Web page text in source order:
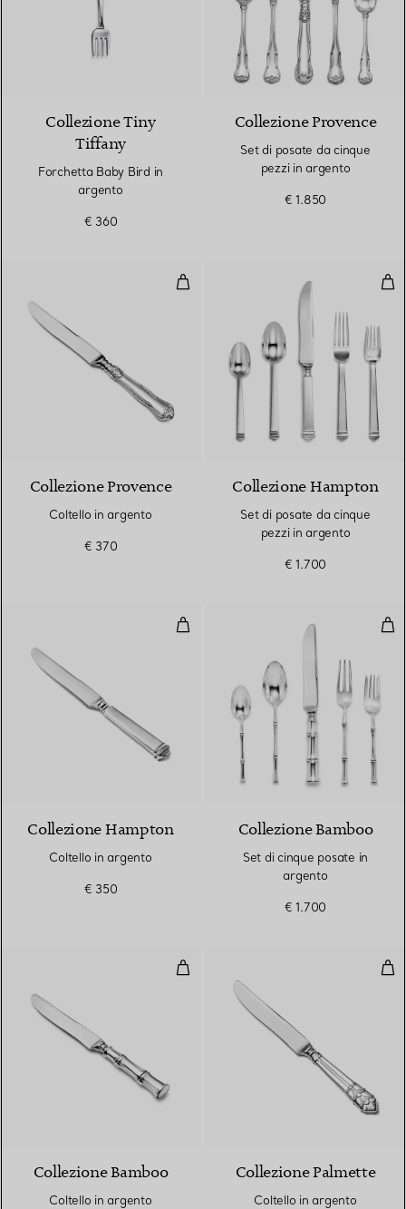
Collezione Tiny
Tiffany
Forchetta Baby Bird in
argento
€ 360
Collezione Provence
Set di posate da cinque
pezzi in argento
€ 1.850
Coltello in argento
Collezione Provence
Coltello in argento
€ 370
Collezione Hampton
Set di posate da cinque
pezzi in argento
€ 1.700
Coltello in argento
Collezione Hampton
Coltello in argento
€ 350
Collezione Bamboo
Set di cinque posate in
argento
€ 1.700
Coltello in argento
Collezione Bamboo
Coltello in argento
Collezione Palmette
Coltello in argento